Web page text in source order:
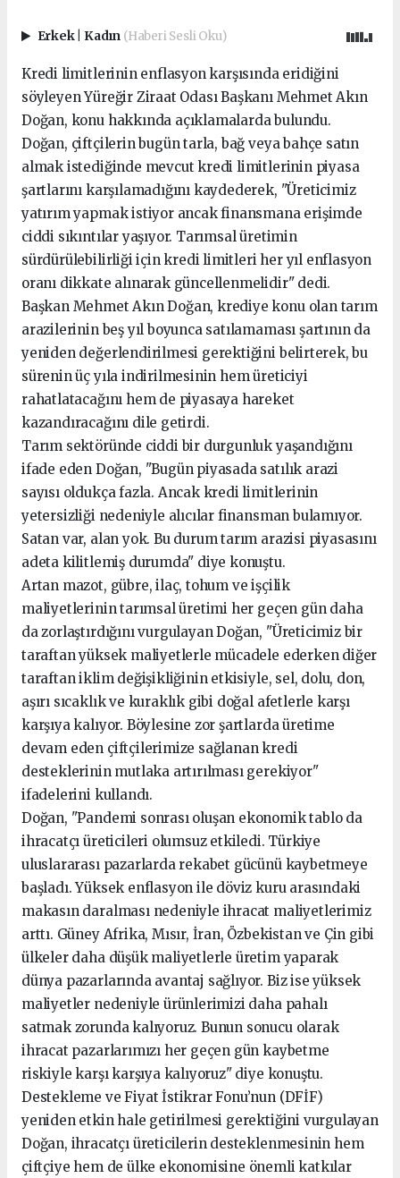
Erkek Kadın (Haberi Sesli Oku)
Kredi limitlerinin enflasyon karşısında eridiğini
söyleyen Yüreğir Ziraat Odası Başkanı Mehmet Akın
Doğan, konu hakkında açıklamalarda bulundu.
Doğan, çiftçilerin bugün tarla, bağ veya bahçe satın
almak istediğinde mevcut kredi limitlerinin piyasa
şartlarını karşılamadığını kaydederek, "Üreticimiz
yatırım yapmak istiyor ancak finansmana erişimde
ciddi sıkıntılar yaşıyor. Tarımsal üretimin
sürdürülebilirliği için kredi limitleri her yıl enflasyon
oranı dikkate alınarak güncellenmelidir" dedi.
Başkan Mehmet Akın Doğan, krediye konu olan tarım
arazilerinin beş yıl boyunca satılamaması şartının da
yeniden değerlendirilmesi gerektiğini belirterek, bu
sürenin üç yıla indirilmesinin hem üreticiyi
rahatlatacağını hem de piyasaya hareket
kazandıracağını dile getirdi.
Tarım sektöründe ciddi bir durgunluk yaşandığını
ifade eden Doğan, "Bugün piyasada satılık arazi
sayısı oldukça fazla. Ancak kredi limitlerinin
yetersizliği nedeniyle alıcılar finansman bulamıyor.
Satan var, alan yok. Bu durum tarım arazisi piyasasını
adeta kilitlemiş durumda" diye konuştu.
Artan mazot, gübre, ilaç, tohum ve işçilik
maliyetlerinin tarımsal üretimi her geçen gün daha
da zorlaştırdığını vurgulayan Doğan, "Üreticimiz bir
taraftan yüksek maliyetlerle mücadele ederken diğer
taraftan iklim değişikliğinin etkisiyle, sel, dolu, don,
aşırı sıcaklık ve kuraklık gibi doğal afetlerle karşı
karşıya kalıyor. Böylesine zor şartlarda üretime
devam eden çiftçilerimize sağlanan kredi
desteklerinin mutlaka artırılması gerekiyor"
ifadelerini kullandı.
Doğan, "Pandemi sonrası oluşan ekonomik tablo da
ihracatçı üreticileri olumsuz etkiledi. Türkiye
uluslararası pazarlarda rekabet gücünü kaybetmeye
başladı. Yüksek enflasyon ile döviz kuru arasındaki
makasın daralması nedeniyle ihracat maliyetlerimiz
arttı. Güney Afrika, Mısır, İran, Özbekistan ve Çin gibi
ülkeler daha düşük maliyetlerle üretim yaparak
dünya pazarlarında avantaj sağlıyor. Biz ise yüksek
maliyetler nedeniyle ürünlerimizi daha pahalı
satmak zorunda kalıyoruz. Bunun sonucu olarak
ihracat pazarlarımızı her geçen gün kaybetme
riskiyle karşı karşıya kalıyoruz" diye konuştu.
Destekleme ve Fiyat İstikrar Fonu’nun (DFİF)
yeniden etkin hale getirilmesi gerektiğini vurgulayan
Doğan, ihracatçı üreticilerin desteklenmesinin hem
çiftçiye hem de ülke ekonomisine önemli katkılar